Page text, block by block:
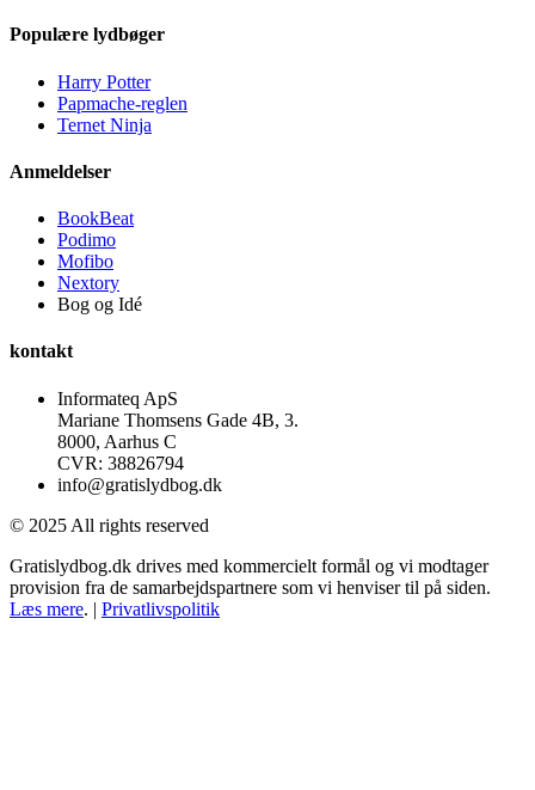
Populære lydbøger
Harry Potter
Papmache-reglen
Ternet Ninja
Anmeldelser
BookBeat
Podimo
Mofibo
Nextory
Bog og Idé
kontakt
Informateq ApS
Mariane Thomsens Gade 4B, 3.
8000, Aarhus C
CVR: 38826794
info@gratislydbog.dk
© 2025 All rights reserved
Gratislydbog.dk drives med kommercielt formål og vi modtager
provision fra de samarbejdspartnere som vi henviser til på siden.
Læs mere. | Privatlivspolitik